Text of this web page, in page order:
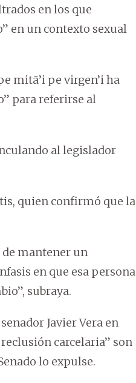
en los que
en un contexto sexual
mitã’i pe virgen’i ha
para referirse al
al legislador
quien confirmó que la
de mantener un
en que esa persona
subraya.
Javier Vera en
carcelaria” son
lo expulse.